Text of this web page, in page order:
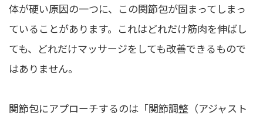
体が硬い原因の一つに、この関節包が固まってしまっ
ていることがあります。これはどれだけ筋肉を伸ばし
ても、どれだけマッサージをしても改善できるもので
はありません。
関節包にアプローチするのは「関節調整（アジャスト